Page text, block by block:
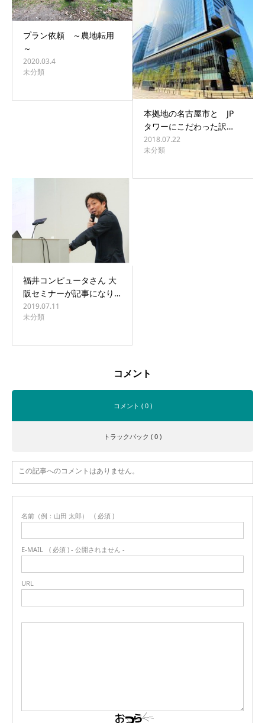
プラン依頼 ～農地転用
～
2020.03.4
未分類
本拠地の名古屋市と JP
タワーにこだわった訳…
2018.07.22
未分類
福井コンピュータさん 大
阪セミナーが記事になり…
2019.07.11
未分類
コメント
コメント ( 0 )
トラックバック ( 0 )
この記事へのコメントはありません。
名前（例：山田 太郎） ( 必須 )
E-MAIL ( 必須 ) - 公開されません -
URL